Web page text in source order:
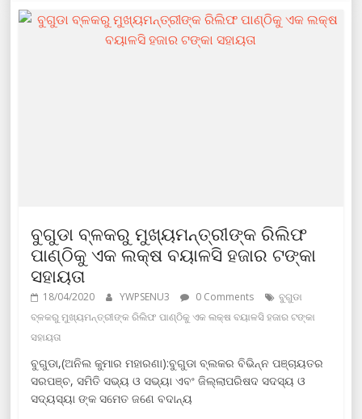
ବୁଗୁଡା ବ୍ଳକରୁ ମୁଖ୍ୟମନ୍ତ୍ରୀଙ୍କ ରିଲିଫ
ପାଣ୍ଠିକୁ ଏକ ଲକ୍ଷ ବୟାଳସି ହଜାର ଟଙ୍କା
ସହାୟତା
18/04/2020 YWPSENU3 0 Comments
ବୁଗୁଡା
ବ୍ଳକରୁ ମୁଖ୍ୟମନ୍ତ୍ରୀଙ୍କ ରିଲିଫ ପାଣ୍ଠିକୁ ଏକ ଲକ୍ଷ ବୟାଳସି ହଜାର ଟଙ୍କା
ସହାୟତା
ବୁଗୁଡା,(ଅନିଲ କୁମାର ମହାରଣା):ବୁଗୁଡା ବ୍ଲକର ବିଭିନ୍ନ ପଞ୍ଚାୟତର
ସରପଞ୍ଚ, ସମିତି ସଭ୍ୟ ଓ ସଭ୍ୟା ଏବଂ ଜିଲ୍ଲାପରିଷଦ ସଦସ୍ୟ ଓ
ସଦ୍ୟସ୍ୟା ଙ୍କ ସମେତ ଜଣେ ବଦାନ୍ୟ